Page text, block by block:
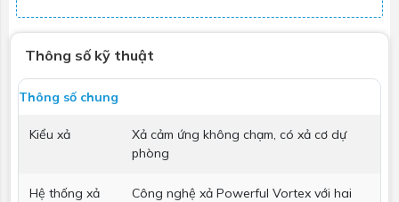
Thông số kỹ thuật
Thông số chung
Kiểu xả
Xả cảm ứng không chạm, có xả cơ dự
phòng
Hệ thống xả
Công nghệ xả Powerful Vortex với hai